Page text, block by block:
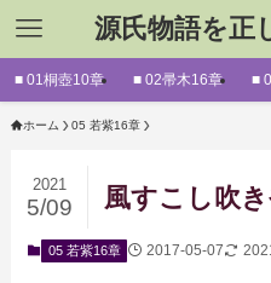
源氏物語を正
■ 01桐壺10章 ■ 02帚木16章 ■
ホーム 05 若紫16章
風すこし吹
2021
5/09
05 若紫16章 2017-05-07